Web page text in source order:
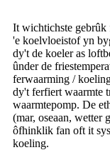
It wichtichste gebrûk
'e koelvloeistof yn
dy't de koeler as
ûnder de
ferwaarming /
dy't ferfiert waarmte
waarmtepomp. De
(mar, oseaan, wetter
ôfhinklik fan oft it
koeling.